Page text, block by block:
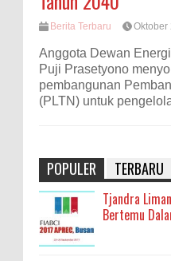
Berita Terbaru Oktober
Anggota Dewan
Puji Prasetyono
pembangunan
(PLTN) untuk
POPULER TERBARU
Tjandra
Bertemu